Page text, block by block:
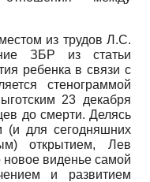
из трудов Л.С.
ЗБР из статьи
ребенка в связи с
стенограммой
23 декабря
до смерти. Делясь
(и для сегодняшних
открытием, Лев
новое виденье самой
и развитием